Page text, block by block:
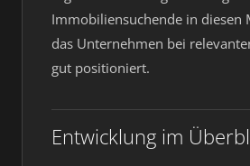
Immobiliensuchende in diesen
das Unternehmen bei
gut positioniert.
Entwicklung im